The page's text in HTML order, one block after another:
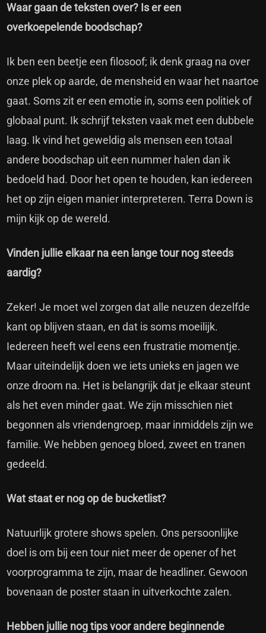
Waar gaan de teksten over? Is er een
overkoepelende boodschap?
Ik ben een beetje een filosoof; ik denk graag na over
onze plek op aarde, de mensheid en waar het naartoe
gaat. Soms zit er een emotie in, soms een politiek of
globaal punt. Ik schrijf teksten vaak met een dubbele
laag. Ik vind het geweldig als mensen een totaal
andere boodschap uit een nummer halen dan ik
bedoeld had. Door het open te houden, kan iedereen
het op zijn eigen manier interpreteren. Terra Down is
mijn kijk op de wereld.
Vinden jullie elkaar na een lange tour nog steeds
aardig?
Zeker! Je moet wel zorgen dat alle neuzen dezelfde
kant op blijven staan, en dat is soms moeilijk.
Iedereen heeft wel eens een frustratie momentje.
Maar uiteindelijk doen we iets unieks en jagen we
onze droom na. Het is belangrijk dat je elkaar steunt
als het even minder gaat. We zijn misschien niet
begonnen als vriendengroep, maar inmiddels zijn we
familie. We hebben genoeg bloed, zweet en tranen
gedeeld.
Wat staat er nog op de bucketlist?
Natuurlijk grotere shows spelen. Ons persoonlijke
doel is om bij een tour niet meer de opener of het
voorprogramma te zijn, maar de headliner. Gewoon
bovenaan de poster staan in uitverkochte zalen.
Hebben jullie nog tips voor andere beginnende